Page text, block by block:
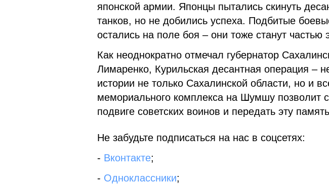
японской армии. Японцы пытались скинуть
танков, но не добились успеха. Подбитые
остались на поле боя – они тоже станут частью
Как неоднократно отмечал губернатор
Лимаренко, Курильская десантная операция –
истории не только Сахалинской области, но и
мемориального комплекса на Шумшу позволит
подвиге советских воинов и передать эту
Не забудьте подписаться на нас в соцсетях:
- Вконтакте;
- Одноклассники;